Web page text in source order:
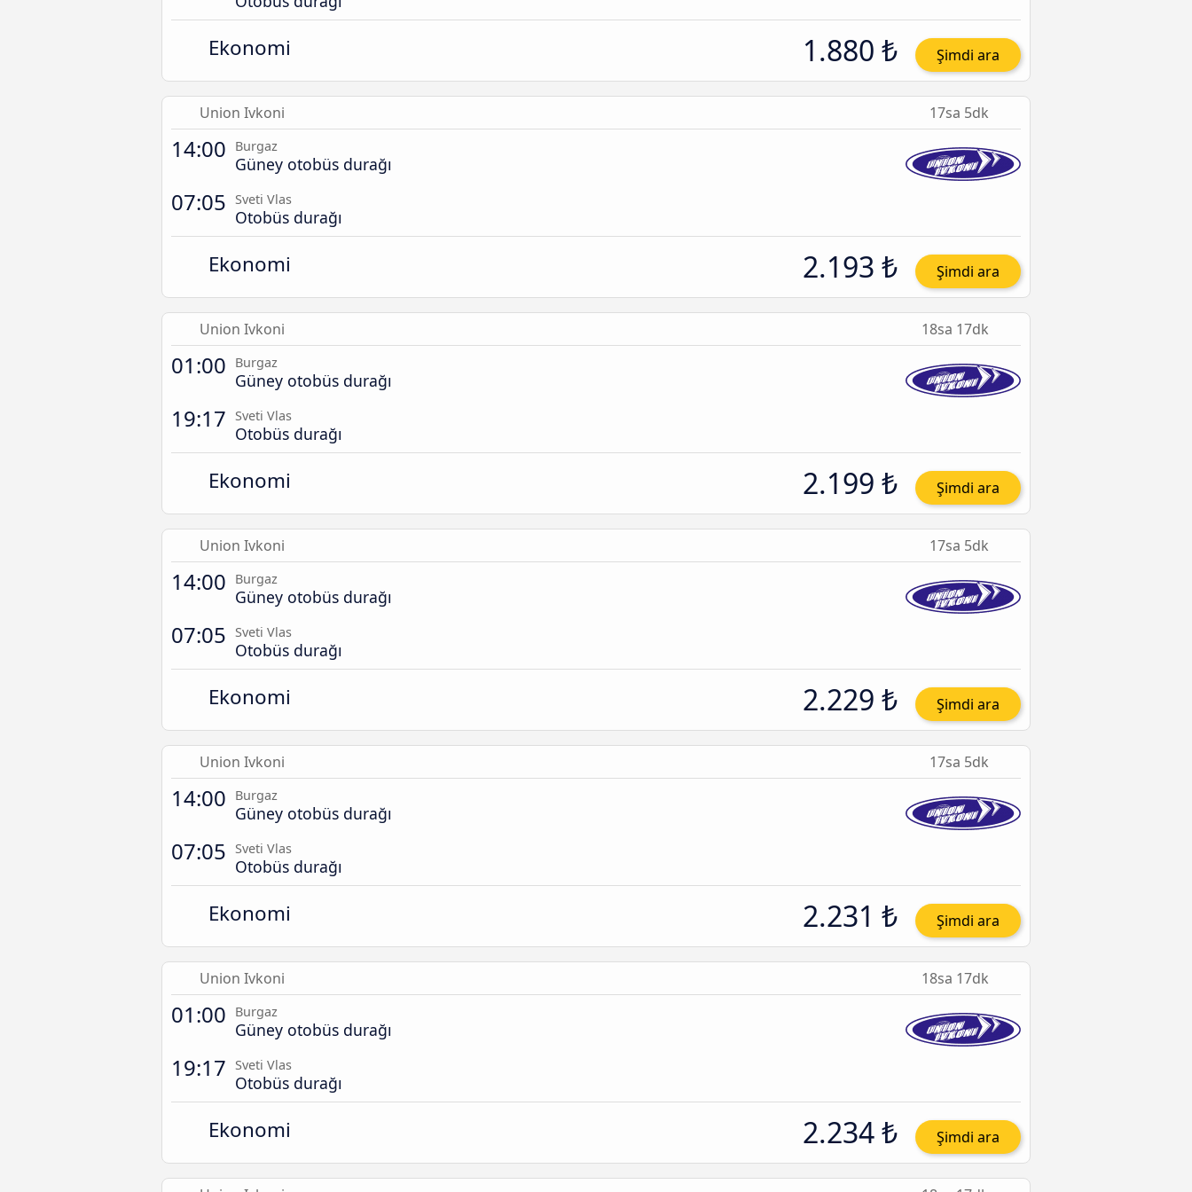
Ekonomi 1.880 ₺ Şimdi ara
Union Ivkoni 17sa 5dk
14:00 Burgaz
Güney otobüs durağı
07:05 Sveti Vlas
Otobüs durağı
Ekonomi 2.193 ₺ Şimdi ara
Union Ivkoni 18sa 17dk
01:00 Burgaz
Güney otobüs durağı
19:17 Sveti Vlas
Otobüs durağı
Ekonomi 2.199 ₺ Şimdi ara
Union Ivkoni 17sa 5dk
14:00 Burgaz
Güney otobüs durağı
07:05 Sveti Vlas
Otobüs durağı
Ekonomi 2.229 ₺ Şimdi ara
Union Ivkoni 17sa 5dk
14:00 Burgaz
Güney otobüs durağı
07:05 Sveti Vlas
Otobüs durağı
Ekonomi 2.231 ₺ Şimdi ara
Union Ivkoni 18sa 17dk
01:00 Burgaz
Güney otobüs durağı
19:17 Sveti Vlas
Otobüs durağı
Ekonomi 2.234 ₺ Şimdi ara